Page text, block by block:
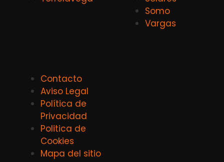
Somo
Vargas
Contacto
Aviso Legal
Política de
Privacidad
Politica de
Cookies
Mapa del sitio